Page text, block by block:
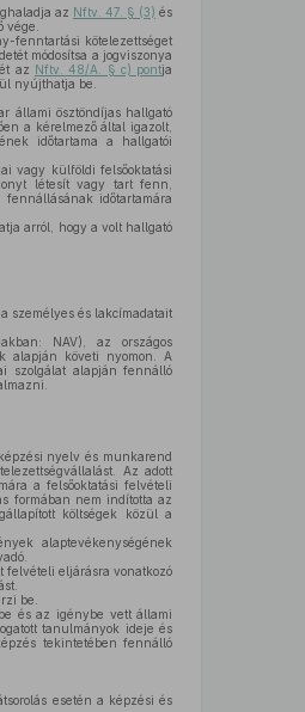
az Nftv. 47. § (3) és
vége.
fenntartási kötelezettséget
módosítsa a jogviszonya
az Nftv. 48/A. § c) pontja
nyújthatja be.
állami ösztöndíjas hallgató
a kérelmező által igazolt,
időtartama a hallgatói
vagy külföldi felsőoktatási
létesít vagy tart fenn,
időtartamára
arról, hogy a volt hallgató
személyes és lakcímadatait
NAV), az országos
alapján követi nyomon. A
szolgálat alapján fennálló
nyelv és munkarend
Az adott
a felsőoktatási felvételi
formában nem indította az
költségek közül a
alaptevékenységének
felvételi eljárásra vonatkozó
be.
és az igénybe vett állami
tanulmányok ideje és
tekintetében fennálló
esetén a képzési és